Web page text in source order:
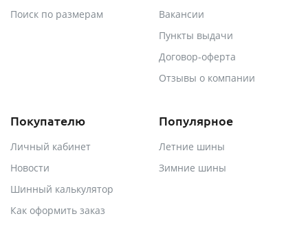
Поиск по размерам
Вакансии
Пункты выдачи
Договор-оферта
Отзывы о компании
Покупателю
Личный кабинет
Новости
Шинный калькулятор
Как оформить заказ
Популярное
Летние шины
Зимние шины